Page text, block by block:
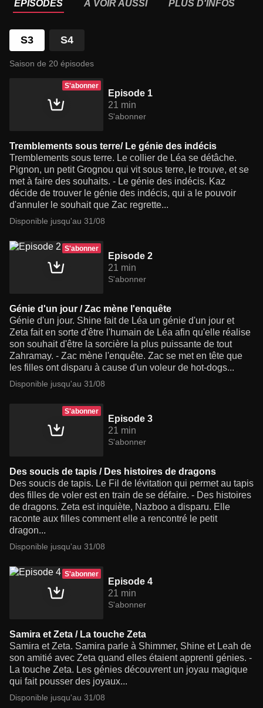
ÉPISODES À VOIR AUSSI PLUS D'INFOS
S3 S4
Saison de 20 épisodes
S'abonner
Episode 1
21 min
S'abonner
Tremblements sous terre/ Le génie des indécis
Tremblements sous terre. Le collier de Léa se détâche.
Pignon, un petit Grognou qui vit sous terre, le trouve, et se
met à faire des souhaits. - Le génie des indécis. Kaz
décide de trouver le génie des indécis, qui a le pouvoir
d'annuler le souhait que Zac regrette...
Disponible jusqu'au 31/08
S'abonner
Episode 2
21 min
S'abonner
Génie d'un jour / Zac mène l'enquête
Génie d'un jour. Shine fait de Léa un génie d'un jour et
Zeta fait en sorte d'être l'humain de Léa afin qu'elle réalise
son souhait d'être la sorcière la plus puissante de tout
Zahramay. - Zac mène l'enquête. Zac se met en tête que
les filles ont disparu à cause d'un voleur de hot-dogs...
Disponible jusqu'au 31/08
S'abonner
Episode 3
21 min
S'abonner
Des soucis de tapis / Des histoires de dragons
Des soucis de tapis. Le Fil de lévitation qui permet au tapis
des filles de voler est en train de se défaire. - Des histoires
de dragons. Zeta est inquiète, Nazboo a disparu. Elle
raconte aux filles comment elle a rencontré le petit
dragon...
Disponible jusqu'au 31/08
S'abonner
Episode 4
21 min
S'abonner
Samira et Zeta / La touche Zeta
Samira et Zeta. Samira parle à Shimmer, Shine et Leah de
son amitié avec Zeta quand elles étaient apprenti génies. -
La touche Zeta. Les génies découvrent un joyau magique
qui fait pousser des joyaux...
Disponible jusqu'au 31/08